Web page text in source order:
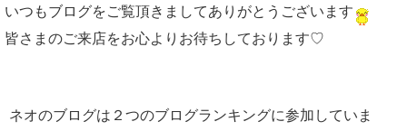
いつもブログをご覧頂きましてありがとうございます
皆さまのご来店をお心よりお待ちしております♡
ネオのブログは２つのブログランキングに参加していま